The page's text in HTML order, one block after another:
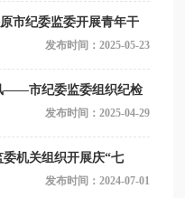
市纪委监委开展青年干
发布时间：2025-05-23
——市纪委监委组织纪检
发布时间：2025-04-29
机关组织开展庆“七
发布时间：2024-07-01